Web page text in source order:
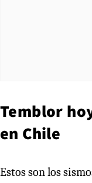
Temblor
en Chile
Estos son los